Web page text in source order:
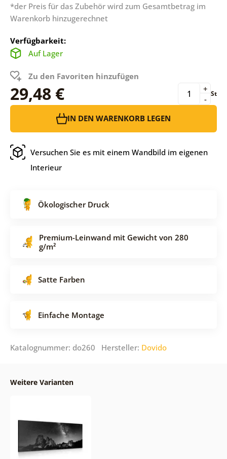
*der Preis für das Zubehör wird zum Gesamtbetrag im
Warenkorb hinzugerechnet
Verfügbarkeit:
Auf Lager
Zu den Favoriten hinzufügen
29,48 € -
+ St
IN DEN WARENKORB LEGEN
Versuchen Sie es mit einem Wandbild im eigenen
Interieur
Ökologischer Druck
Premium-Leinwand mit Gewicht von 280
g/m²
Satte Farben
Einfache Montage
Katalognummer: do260 Hersteller: Dovido
Weitere Varianten